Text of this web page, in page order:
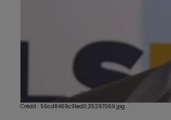
Crédit : 56cd8469c91ed0.25297069.jpg